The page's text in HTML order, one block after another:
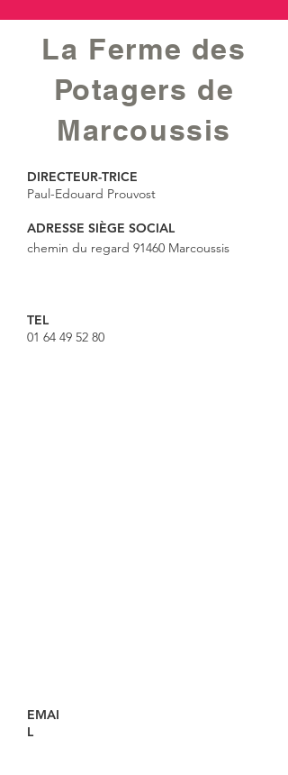
La Ferme des
Potagers de
Marcoussis
DIRECTEUR-TRICE
Paul-Edouard Prouvost
ADRESSE SIÈGE SOCIAL
chemin du regard 91460 Marcoussis
TEL
01 64 49 52 80
EMAI
L